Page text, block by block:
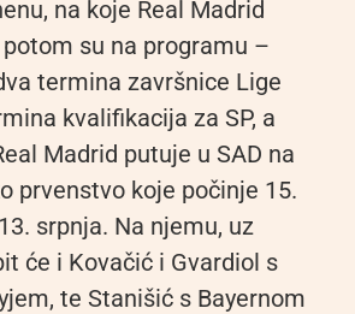
na koje Real Madrid
su na programu –
termina završnice Lige
kvalifikacija za SP, a
Madrid putuje u SAD na
prvenstvo koje počinje 15.
srpnja. Na njemu, uz
će i Kovačić i Gvardiol s
te Stanišić s Bayernom